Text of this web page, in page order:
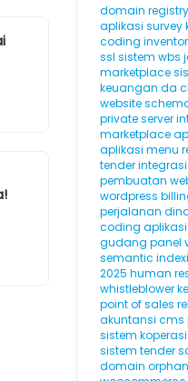
domain registry
aplikasi survey
coding
ssl sistem wbs
marketplace
keuangan da
website
private server
marketplace
aplikasi menu
tender
pembuatan
wordpress
perjalanan
coding
gudang panel
semantic
2025 human
whistleblower
point of sales
akuntansi cms
sistem koperasi
sistem tender
domain